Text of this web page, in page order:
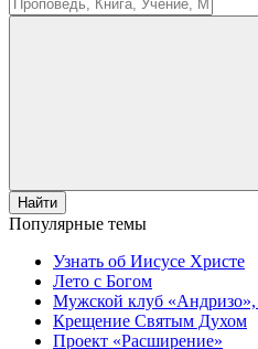
Найти
Популярные темы
Узнать об Иисусе Христе
Лето с Богом
Мужской клуб
Крещение Святым Духом
Проект «Расширение»